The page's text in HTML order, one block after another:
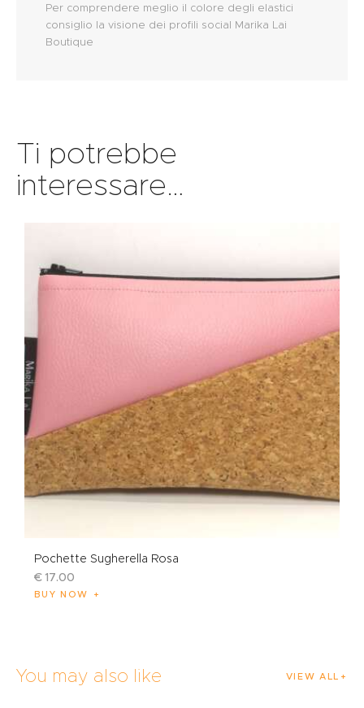
Per comprendere meglio il colore degli elastici
consiglio la visione dei profili social Marika Lai
Boutique
Ti potrebbe
interessare…
Pochette Sugherella Rosa
€ 17.00
BUY NOW
You may also like VIEW ALL